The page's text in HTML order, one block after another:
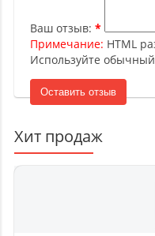
Ваш отзыв:
Примечание: HTML
Используйте обычный
Оставить отзыв
Хит продаж